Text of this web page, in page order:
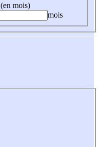
mois)
mois